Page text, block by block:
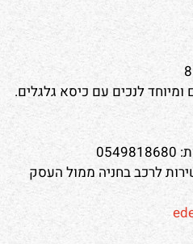
לנכים עם כיסא גלגלים.
לרכב בחניה ממול העסק